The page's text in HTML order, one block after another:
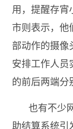
用，提醒存宵
市则表示，他
部动作的摄像
安排工作人员
的前后两端分
也有不少
助结算系统引